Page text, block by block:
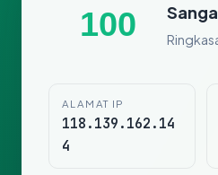
100
ALAMAT IP
118.139.162.14
4